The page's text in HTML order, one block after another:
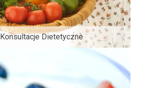
Konsultacje Dietetyczne